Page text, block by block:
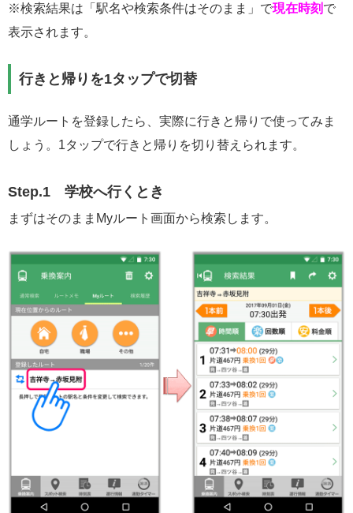
※検索結果は「駅名や検索条件はそのまま」で現在時刻 で
表示されます。
行きと帰りを1タップで切替
通学ルートを登録したら、実際に行きと帰りで使ってみま
しょう。 1タップで行きと帰りを切り替えられます。
Step.1 学校へ行くとき
まずはそのままMyルート画面から検索します。